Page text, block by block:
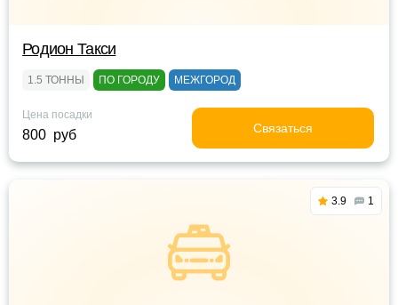
Родион Такси
1.5 ТОННЫ ПО ГОРОДУ МЕЖГОРОД
Цена посадки
800 руб Связаться
3.9 1